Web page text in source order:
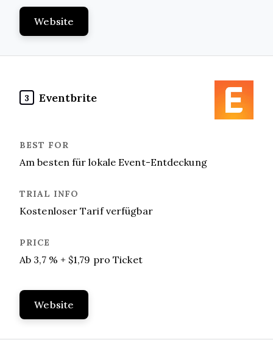
Website
3 Eventbrite
Am besten für lokale Event-Entdeckung
Kostenloser Tarif verfügbar
Ab 3,7 % + $1,79 pro Ticket
Website